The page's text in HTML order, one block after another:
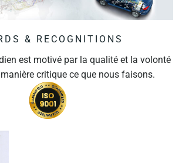
& RECOGNITIONS
est motivé par la qualité et la volonté
critique ce que nous faisons.